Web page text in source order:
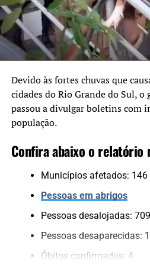
Brasileira de Inteligência (Abin)
Bolsonaro. Ramagem é o único
acusado e condenado por três
sistemas de proteção
eficácia e execução dentro do
“Temos muito
a aplicação dos
Cada projeto é
tecnicamente e
pelo Comitê
para assegurar
estamos
soluções
que protejam a
completou.
Devido às fortes chuvas que
cidades do Rio Grande do Sul, o
passou a divulgar boletins com
população.
Confira abaixo o relatório
Municípios afetados: 146
Pessoas em abrigos
Pessoas desalojadas:
Pessoas desaparecidas: 1
Óbitos confirmados: 4